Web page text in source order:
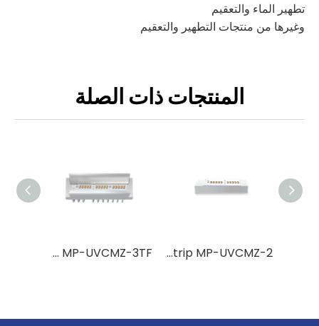
تطهير الماء والتعقيم
وغيرها من منتجات التطهير والتعقيم
المنتجات ذات الصلة
UVC LED Strip MP-UVCMZ-3TF UVC LED Strip MP-UVCMZ-2